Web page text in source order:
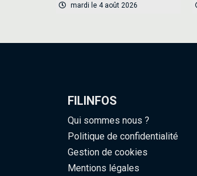
mardi le 4 août 2026
FILINFOS
Qui sommes nous ?
Politique de confidentialité
Gestion de cookies
Mentions légales